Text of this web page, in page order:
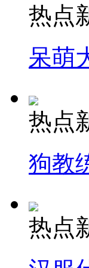
热点
呆萌
热点
狗教
热点